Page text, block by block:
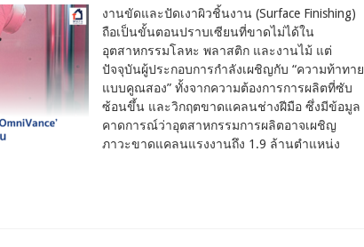
ระดับ
โลก
เปิด
ตัว
โค
บอท
ขัด
เงา
อัจฉริยะ
‘OmniVance’
แก้
งานขัดและปัดเงาผิวชิ้นงาน (Surface Finishing)
ถือเป็นขั้นตอนปราบเซียนที่ขาดไม่ได้ใน
อุตสาหกรรมโลหะ พลาสติก และงานไม้ แต่
ปัจจุบันผู้ประกอบการกำลังเผชิญกับ “ความท้าทาย
แบบคูณสอง” ทั้งจากความต้องการการผลิตที่ซับ
ซ้อนขึ้น และวิกฤตขาดแคลนช่างฝีมือ ซึ่งมีข้อมูล
คาดการณ์ว่าอุตสาหกรรมการผลิตอาจเผชิญ
ภาวะขาดแคลนแรงงานถึง 1.9 ล้านตำแหน่ง